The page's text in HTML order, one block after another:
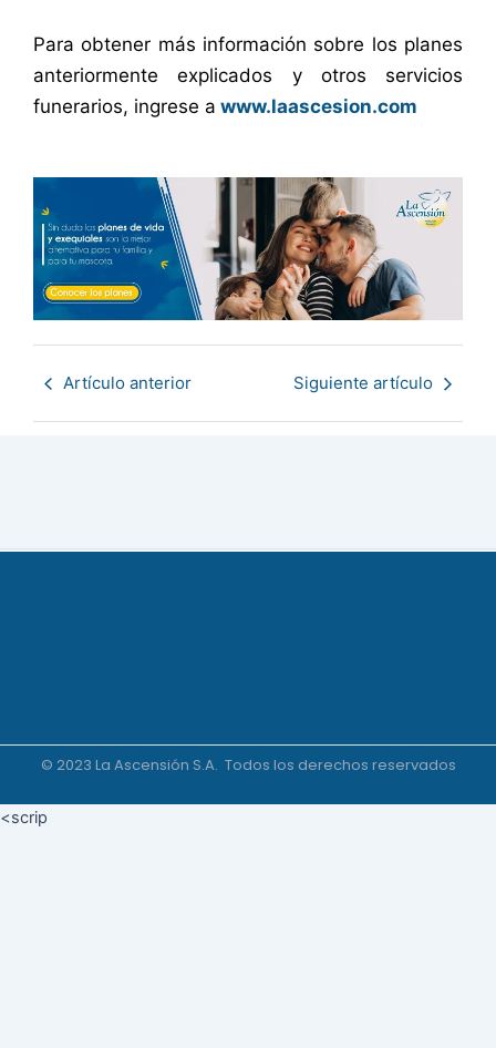
Para obtener más información sobre los planes
anteriormente explicados y otros servicios
funerarios, ingrese a www.laascesion.com
Artículo anterior Siguiente artículo
© 2023 La Ascensión S.A. Todos los derechos reservados
<scrip